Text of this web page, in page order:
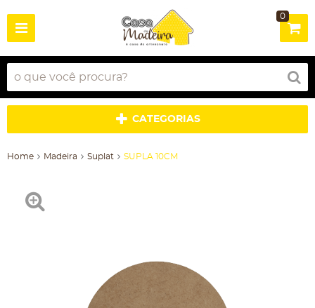
0
CATEGORIAS
Home Madeira Suplat SUPLA 10CM